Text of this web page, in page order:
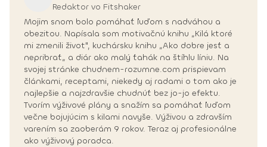
Redaktor vo Fitshaker
Mojim snom bolo pomáhať ľuďom s nadváhou a
obezitou. Napísala som motivačnú knihu „Kilá ktoré
mi zmenili život", kuchársku knihu „Ako dobre jesť a
nepribrať„ a diár ako malý ťahák na štíhlu líniu. Na
svojej stránke chudnem-rozumne.com prispievam
článkami, receptami, niekedy aj radami o tom ako je
najlepšie a najzdravšie chudnúť bez jo-jo efektu.
Tvorím výživové plány a snažím sa pomáhať ľuďom
večne bojujúcim s kilami navyše. Výživou a zdravším
varením sa zaoberám 9 rokov. Teraz aj profesionálne
ako výživový poradca.